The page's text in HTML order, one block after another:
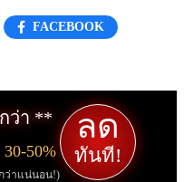
FACEBOOK
ว่า **
30-50%
ว่าแน่นอน!)
ลด
ทันที!